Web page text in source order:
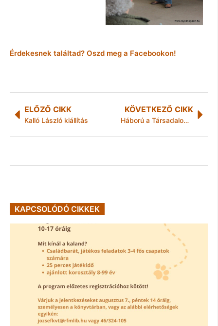
Érdekesnek találtad? Oszd meg a Facebookon!
ELŐZŐ CIKK
Kalló László kiállítás
KÖVETKEZŐ CIKK
Háború a Társadalom ellen
KAPCSOLÓDÓ CIKKEK